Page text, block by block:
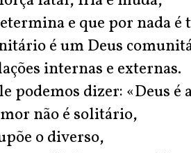
e que por nada é
é um Deus
internas e externas.
podemos dizer: «Deus é
não é solitário,
o diverso,